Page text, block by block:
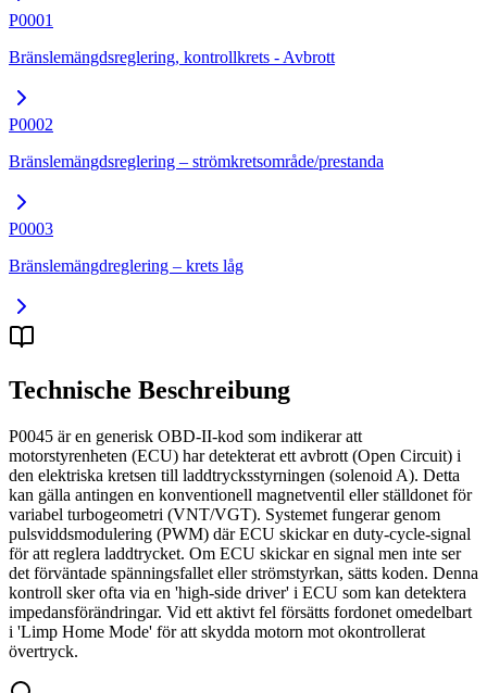
P0001
Bränslemängdsreglering, kontrollkrets - Avbrott
P0002
Bränslemängdsreglering – strömkretsområde/prestanda
P0003
Bränslemängdreglering – krets låg
Technische Beschreibung
P0045 är en generisk OBD-II-kod som indikerar att
motorstyrenheten (ECU) har detekterat ett avbrott (Open Circuit) i
den elektriska kretsen till laddtrycksstyrningen (solenoid A). Detta
kan gälla antingen en konventionell magnetventil eller ställdonet för
variabel turbogeometri (VNT/VGT). Systemet fungerar genom
pulsviddsmodulering (PWM) där ECU skickar en duty-cycle-signal
för att reglera laddtrycket. Om ECU skickar en signal men inte ser
det förväntade spänningsfallet eller strömstyrkan, sätts koden. Denna
kontroll sker ofta via en 'high-side driver' i ECU som kan detektera
impedansförändringar. Vid ett aktivt fel försätts fordonet omedelbart
i 'Limp Home Mode' för att skydda motorn mot okontrollerat
övertryck.